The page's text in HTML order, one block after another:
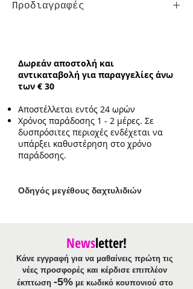
Προδιαγραφές
Δωρεάν αποστολή και
αντικαταβολή για παραγγελίες άνω
των € 30
Αποστέλλεται εντός 24 ωρών
Χρόνος παράδοσης 1 - 2 μέρες. Σε
δυσπρόσιτες περιοχές ενδέχεται να
υπάρξει καθυστέρηση στο χρόνο
παράδοσης.
Οδηγός μεγέθους δαχτυλιδιών
Newsletter!
Κάνε εγγραφή για να μαθαίνεις πρώτη τις
νέες προσφορές και κέρδισε επιπλέον
έκπτωση -5%με κωδικό κουπονιού στο